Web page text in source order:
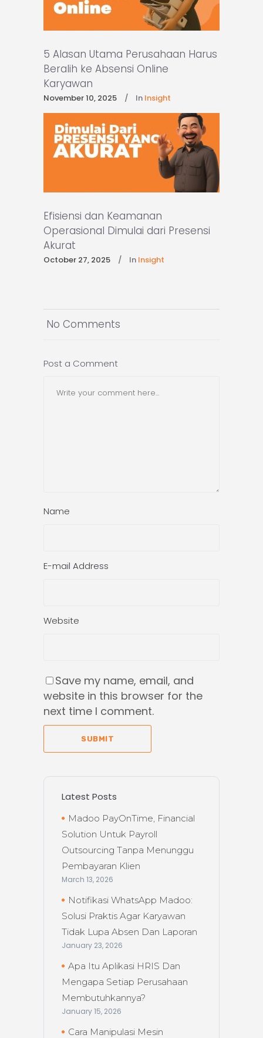
5 Alasan Utama Perusahaan Harus
Beralih ke Absensi Online
Karyawan
November 10, 2025 In Insight
Efisiensi dan Keamanan
Operasional Dimulai dari Presensi
Akurat
October 27, 2025 In Insight
No Comments
Post a Comment
Name
E-mail Address
Website
Save my name, email, and
website in this browser for the
next time I comment.
SUBMIT
Latest Posts
Madoo PayOnTime, Financial
Solution Untuk Payroll
Outsourcing Tanpa Menunggu
Pembayaran Klien
March 13, 2026
Notifikasi WhatsApp Madoo:
Solusi Praktis Agar Karyawan
Tidak Lupa Absen Dan Laporan
January 23, 2026
Apa Itu Aplikasi HRIS Dan
Mengapa Setiap Perusahaan
Membutuhkannya?
January 15, 2026
Cara Manipulasi Mesin